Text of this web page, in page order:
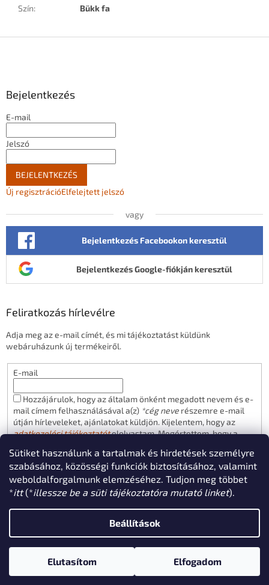
Sütiket használunk a tartalmak és hirdetések személyre
szabásához, közösségi funkciók biztosításához, valamint
weboldalforgalmunk elemzéséhez. Tudjon meg többet
*itt(*illessze be a süti tájékoztatóra mutató linket).
Beállítások
Elutasítom Elfogadom
Szín: Bükk fa
Bejelentkezés
E-mail
Jelszó
BEJELENTKEZÉS
Új regisztrációElfelejtett jelszó
vagy
Bejelentkezés Facebookon keresztül
Bejelentkezés Google-fiókján keresztül
Feliratkozás hírlevélre
Adja meg az e-mail címét, és mi tájékoztatást küldünk
webáruházunk új termékeiről.
E-mail
Hozzájárulok, hogy az általam önként megadott nevem és e-
mail címem felhasználásával a(z) *cég neverészemre e-mail
útján hírleveleket, ajánlatokat küldjön. Kijelentem, hogy az
adatkezelési tájékoztatótelolvastam. Megértettem, hogy a
FELIRATKOZÁS
solyo.hu webáruház
beállítások szerkesztése